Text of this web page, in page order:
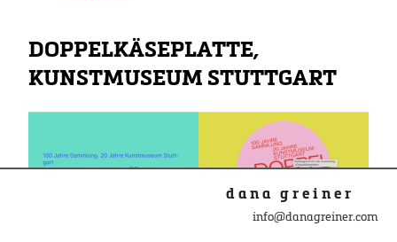
dana greiner
info@danagreiner.com
DOPPELKÄSEPLATTE,
KUNSTMUSEUM STUTTGART